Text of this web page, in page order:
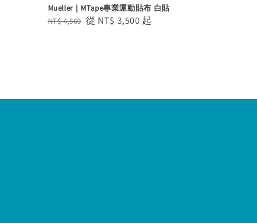
Mueller｜MTape專業運動貼布 白貼
Regular
NT$ 4,560 Sale
從 NT$ 3,500 起